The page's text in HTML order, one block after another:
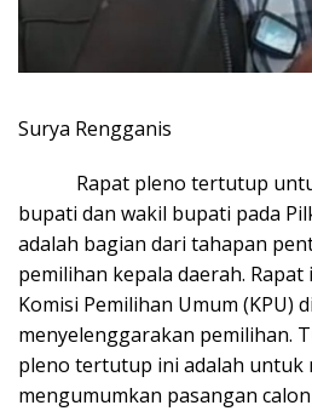
Surya Rengganis
Rapat pleno tertutup
bupati dan wakil bupati pada
adalah bagian dari tahapan
pemilihan kepala daerah. Rapat
Komisi Pemilihan Umum (KPU)
menyelenggarakan pemilihan.
pleno tertutup ini adalah untuk
mengumumkan pasangan